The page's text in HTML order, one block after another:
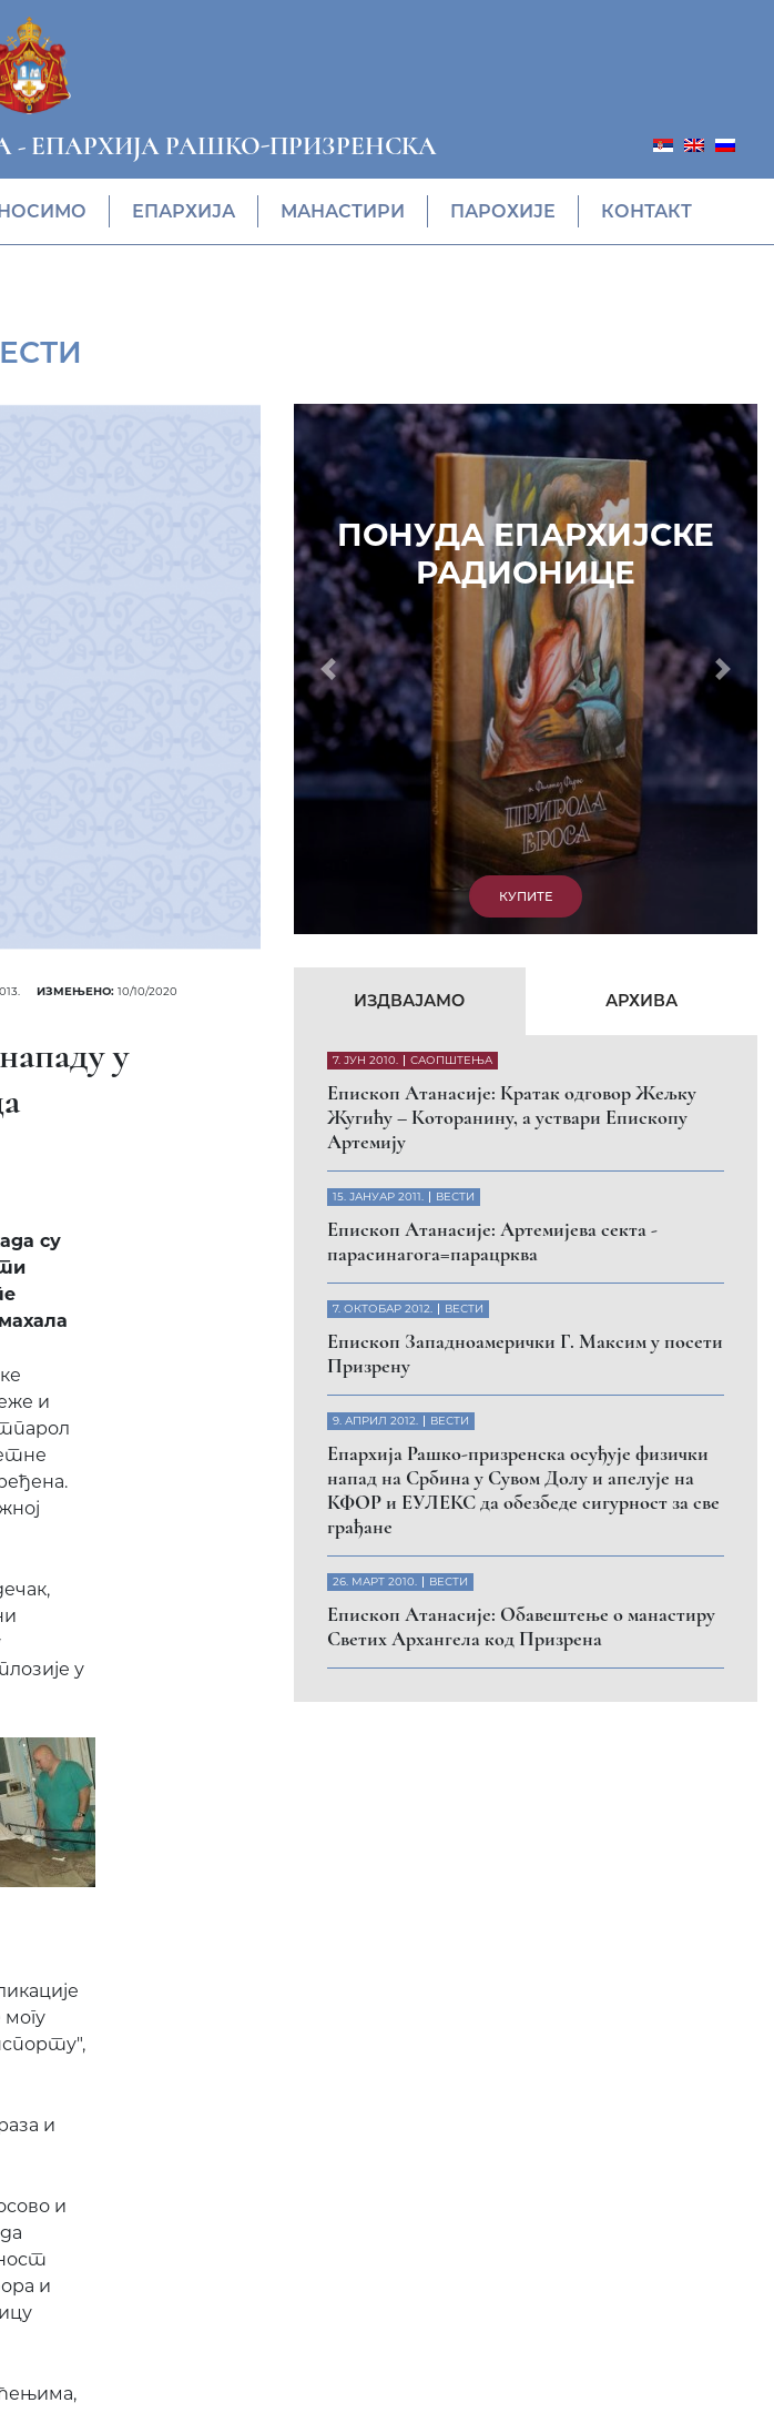
- ЕПАРХИЈА РАШКО-ПРИЗРЕНСКА
ЕПАРХИЈА МАНАСТИРИ ПАРОХИЈЕ КОНТАКТ
ИЗМЕЊЕНО: 10/10/2020
у
су
и
у
и
и
и
ПОНУДА ЕПАРХИЈСКЕ
РАДИОНИЦЕ
КУПИТЕ
Prethodni
ИЗДВАЈАМО АРХИВА
7. ЈУН 2010. САОПШТЕЊА
Eпископ Атанасије: Кратак одговор Жељку
Жугићу – Которанину, а уствари Епископу
Артемију
15. ЈАНУАР 2011. ВЕСТИ
Eпископ Атанасије: Артемијева секта -
парасинагога=парацрква
7. ОКТОБАР 2012. ВЕСТИ
Eпископ Западноамерички Г. Максим у посети
Призрену
9. АПРИЛ 2012. ВЕСТИ
Eпархија Рашко-призренска осуђује физички
напад на Србина у Сувом Долу и апелује на
КФОР и ЕУЛЕКС да обезбеде сигурност за све
грађане
26. МАРТ 2010. ВЕСТИ
Eпископ Атанасије: Обавештење о манастиру
Светих Архангела код Призрена